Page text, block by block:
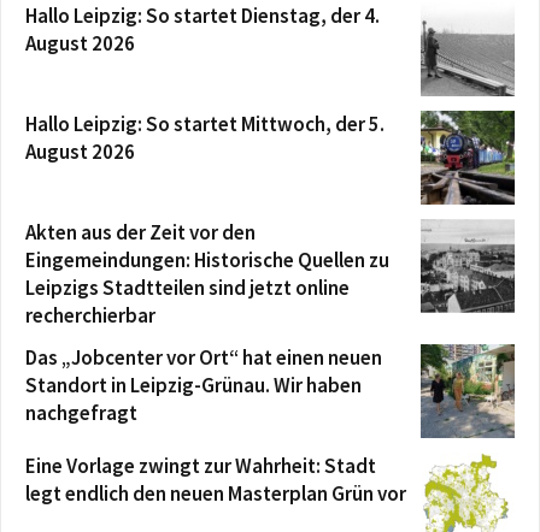
Hallo Leipzig: So startet Dienstag, der 4.
August 2026
Hallo Leipzig: So startet Mittwoch, der 5.
August 2026
Akten aus der Zeit vor den
Eingemeindungen: Historische Quellen zu
Leipzigs Stadtteilen sind jetzt online
recherchierbar
Das „Jobcenter vor Ort“ hat einen neuen
Standort in Leipzig-Grünau. Wir haben
nachgefragt
Eine Vorlage zwingt zur Wahrheit: Stadt
legt endlich den neuen Masterplan Grün vor